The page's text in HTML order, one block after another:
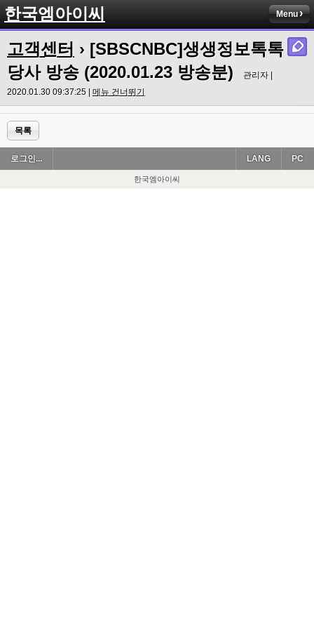
한국엠아이씨 Menu
고객센터 › [SBSCNBC]생생정보톡톡
당사 방송 (2020.01.23 방송분)
관리자 |
2020.01.30 09:37:25 | 메뉴 건너뛰기
목록
로그인... PC
LANG
한국엠아이씨